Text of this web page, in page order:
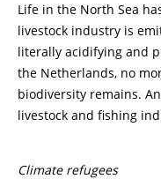
Life in the North Sea
livestock industry is
literally acidifying and
the Netherlands, no
biodiversity remains.
livestock and fishing
Climate refugees